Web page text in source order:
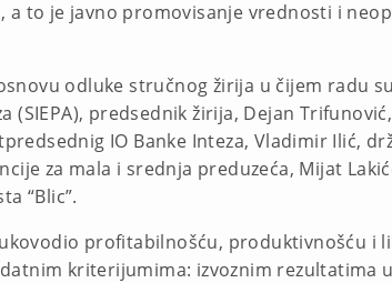
a to je javno promovisanje vrednosti i
odluke stručnog žirija u čijem radu
(SIEPA), predsednik žirija, Dejan
IO Banke Inteza, Vladimir Ilić,
za mala i srednja preduzeća, Mijat
“Blic”.
profitabilnošću, produktivnošću i
kriterijumima: izvoznim rezultatima